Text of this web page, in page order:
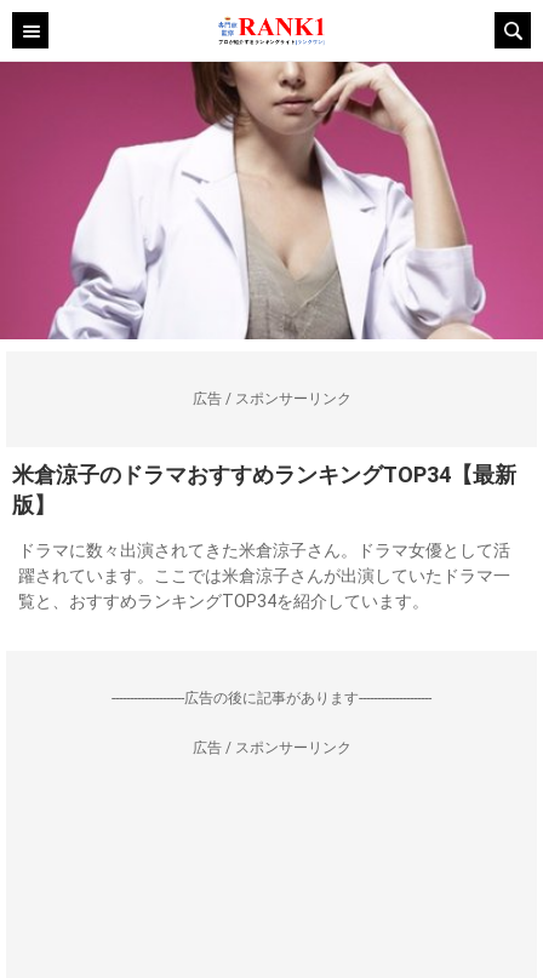
広告 / スポンサーリンク
米倉涼子のドラマおすすめランキングTOP34【最新
版】
ドラマに数々出演されてきた米倉涼子さん。ドラマ女優として活
躍されています。ここでは米倉涼子さんが出演していたドラマ一
覧と、おすすめランキングTOP34を紹介しています。
--------------------広告の後に記事があります--------------------
広告 / スポンサーリンク